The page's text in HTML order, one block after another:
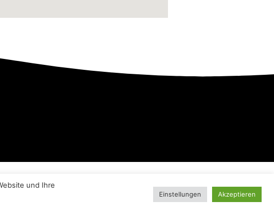
+49 6031 9649231
und Ihre
Einstellungen Akzeptieren